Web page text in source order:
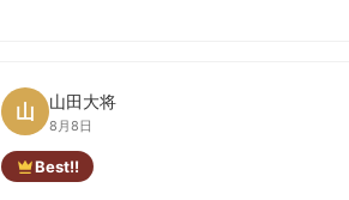
山 山田大将
8月8日
Best!!